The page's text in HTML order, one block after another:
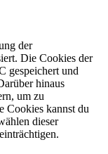
der
Die Cookies der
gespeichert und
hinaus
um zu
Cookies kannst du
dieser